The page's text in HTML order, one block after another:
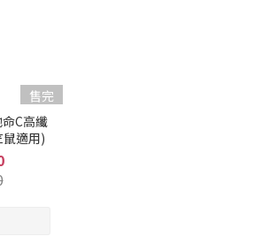
售完
C高纖
適用)